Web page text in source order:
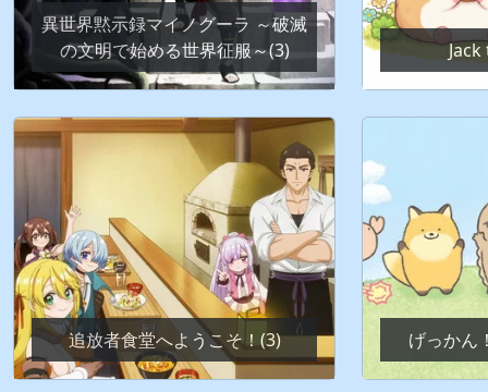
異世界黙示録マイノグーラ ～破滅
の文明で始める世界征服～(3)
追放者食堂へようこそ！(3) げっかん